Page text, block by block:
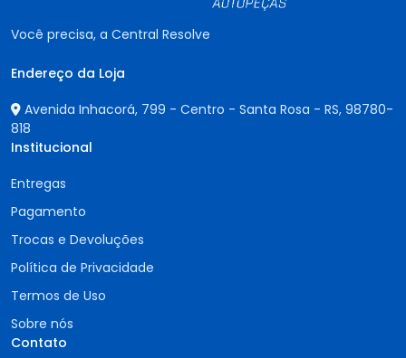
Você precisa, a Central Resolve
Endereço da Loja
Avenida Inhacorá, 799 - Centro - Santa Rosa - RS, 98780-
818
Institucional
Entregas
Pagamento
Trocas e Devoluções
Política de Privacidade
Termos de Uso
Sobre nós
Contato